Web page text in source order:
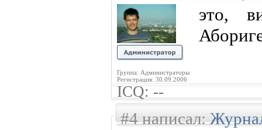
Группа: Администраторы
Регистрация: 30.09.2006
это,
ICQ: --
#4 написал: